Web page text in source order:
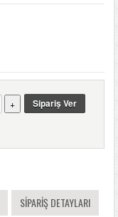
SIPARIŞ DETAYLARI